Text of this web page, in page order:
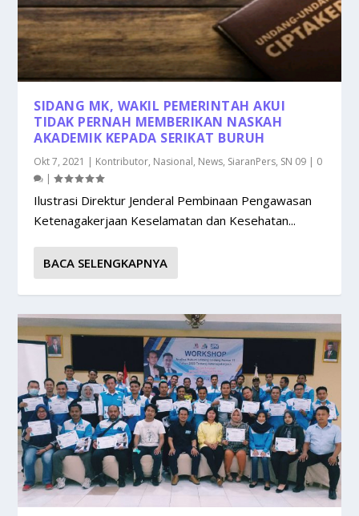
SIDANG MK, WAKIL PEMERINTAH AKUI
TIDAK PERNAH MEMBERIKAN NASKAH
AKADEMIK KEPADA SERIKAT BURUH
Okt 7, 2021 | Kontributor, Nasional, News, SiaranPers, SN 09 | 0
|
Ilustrasi Direktur Jenderal Pembinaan Pengawasan
Ketenagakerjaan Keselamatan dan Kesehatan...
BACA SELENGKAPNYA